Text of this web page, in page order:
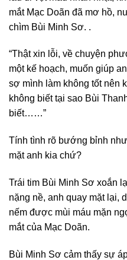
mắt Mạc Doãn đã mơ hồ,
chìm Bùi Minh Sơ. .
“Thật xin lỗi, về chuyện
một kế hoạch, muốn giúp
sợ mình làm không tốt nên
không biết tại sao Bùi
biết……”
Tính tình rõ bướng bỉnh
mặt anh kia chứ?
Trái tim Bùi Minh Sơ xoắn
nặng nề, anh quay mặt lại,
nếm được mùi máu mặn
mắt của Mạc Doãn.
Bùi Minh Sơ cảm thấy sự